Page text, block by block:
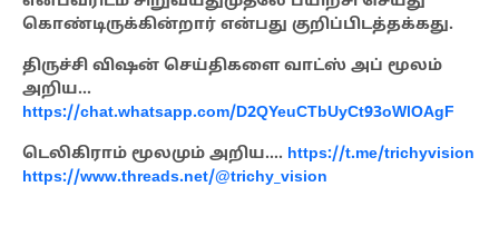
கொண்டிருக்கின்றார் என்பது குறிப்பிடத்தக்கது.
திருச்சி விஷன் செய்திகளை வாட்ஸ் அப் மூலம்
அறிய…
https://chat.whatsapp.com/D2QYeuCTbUyCt93oWlOAgF
டெலிகிராம் மூலமும் அறிய…. https://t.me/trichyvision
https://www.threads.net/@trichy_vision